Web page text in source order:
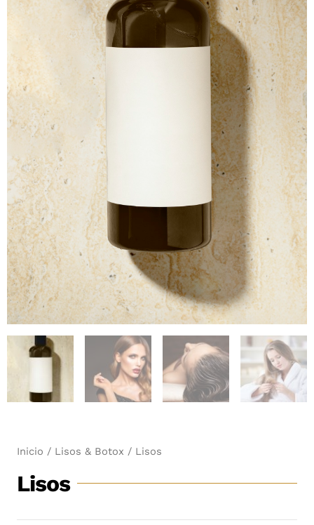
Inicio / Lisos & Botox / Lisos
Lisos